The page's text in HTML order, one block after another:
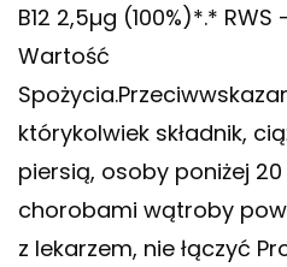
B12 2,5µg (100%)*.*
Wartość
którykolwiek składnik,
piersią, osoby poniżej
chorobami wątroby
z lekarzem, nie łączyć